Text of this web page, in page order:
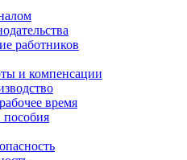
работников
и компенсации
время